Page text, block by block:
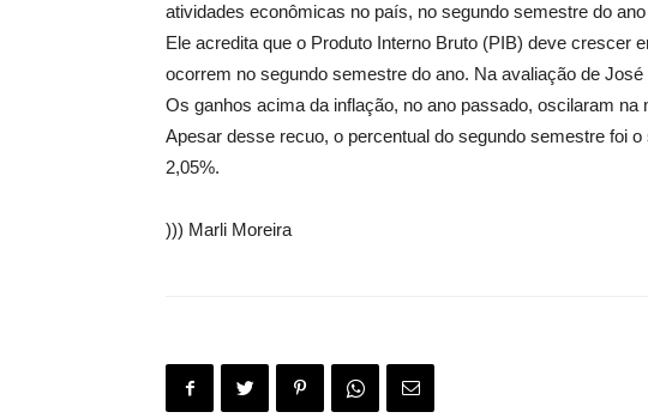
atividades econômicas no país, no segundo semestre do
Ele acredita que o Produto Interno Bruto (PIB) deve crescer
ocorrem no segundo semestre do ano. Na avaliação de
Os ganhos acima da inflação, no ano passado, oscilaram
Apesar desse recuo, o percentual do segundo semestre foi
2,05%.
))) Marli Moreira